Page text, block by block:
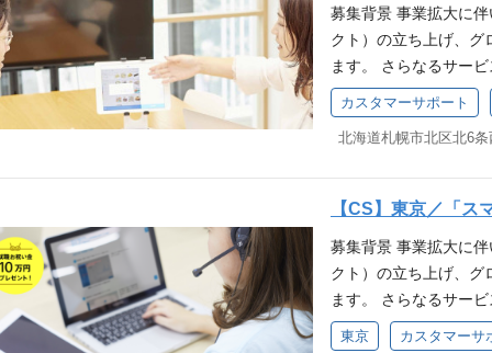
ー（行動指針）へ共
って挑戦し、自分の
義：相手の発言の先
誇れる仕事を：迷っ
囲：会社の定める業
UST)】 カスタマーサ
件(WANT)】 POSシス
等） 店舗の会員証ア
物像 当社ミッション
当社バリュー（行動
く！：熱意を持って
はなく、要求定義：
るか」「家族に恥じな
募集背景 事業拡大に
クト）の立ち上げ、グ
ます。 さらなるサー
きませんか？ 株式会
「スマレジ・アプリマ
ター業務のほか、お
プロダクトマネージ
一気通貫でお客さま
囲：会社の定める業
UST)】 カスタマーサ
件(WANT)】 POSシス
等） 店舗の会員証ア
カスタマーサポート
【CS】東京／「ス
募集背景 事業拡大に
クト）の立ち上げ、グ
ます。 さらなるサー
きませんか？ 株式会
東京 カスタマーサ